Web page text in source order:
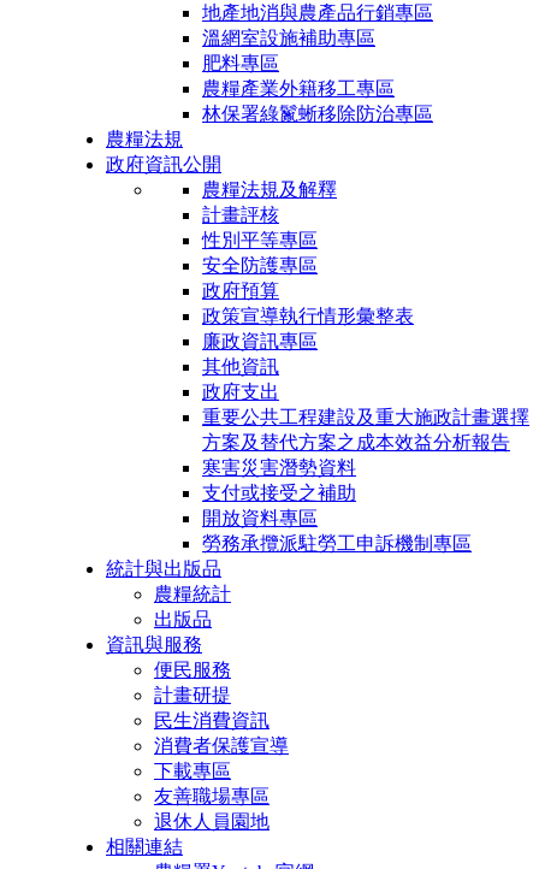
地產地消與農產品行銷專區
溫網室設施補助專區
肥料專區
農糧產業外籍移工專區
林保署綠鬣蜥移除防治專區
農糧法規
政府資訊公開
農糧法規及解釋
計畫評核
性別平等專區
安全防護專區
政府預算
政策宣導執行情形彙整表
廉政資訊專區
其他資訊
政府支出
重要公共工程建設及重大施政計畫選擇
方案及替代方案之成本效益分析報告
寒害災害潛勢資料
支付或接受之補助
開放資料專區
勞務承攬派駐勞工申訴機制專區
統計與出版品
農糧統計
出版品
資訊與服務
便民服務
計畫研提
民生消費資訊
消費者保護宣導
下載專區
友善職場專區
退休人員園地
相關連結